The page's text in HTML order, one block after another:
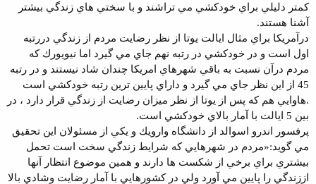
كمتر دليلي براي خودكشي مي تراشند و با سختي هاي زندگي بيشتر
آشنا هستند.
درآمريكا براي مثال ايالت يوتا از نظر رضايت مردم از زندگي دررتبه
اول است و در خودكشي در رتبه نهم جاي مي گيرد اما نيويورك كه
مردم درآن نسبت به باقي شهرهاي امريكا چندان شاد نيستند و در رتبه
45 از اين نظر جاي مي گيرد و داراي پايين ترين رتبه خودكشي است
.هاوايي هم كه پس از يوتا از نظر ميزان رضايت از زندگي قرار دارد ، در
بين 5 ايالت با آمار بالاي خودكشي است.
پرفسور اندرو اسوالد از دانشگاه وارويك و يكي از مسئولان اين تحقيق
مي گويد:«مردم در شهرهايي كه شرايط زندگي سخت است تحمل
بيشتري براي برخي از شكست ها دارند و همين موضوع انتظار آنها
اززندگي را پايين مي آورد ولي در كشورهايي با آمار رضايت وشادي بالا